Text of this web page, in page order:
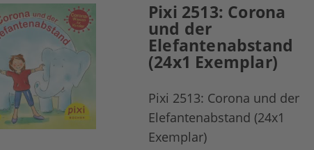
Pixi 2513: Corona
und der
Elefantenabstand
(24x1 Exemplar)
Pixi 2513: Corona und der
Elefantenabstand (24x1
Exemplar)